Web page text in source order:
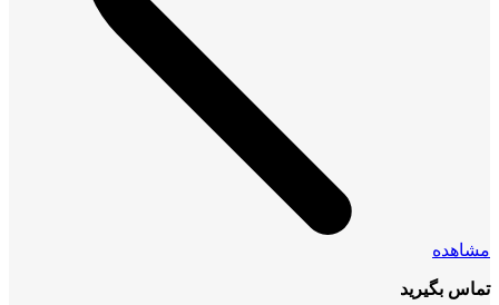
مشاهده
تماس بگیرید